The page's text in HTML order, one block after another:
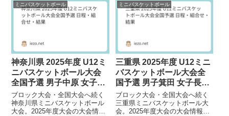
2026年 2月...
2026年 2月...
ミニバスケットボール
神奈川県 2025年度 U12ミ
ニバスケットボール大会
全国予選 男子中原 女子菅
が優勝
ブロック大会・全国大会へ続く
神奈川県ミニバスケットボール
大会。2025年度大会の大会情報
ミニバスケットボール
三重県 2025年度 U12ミニ
バスケットボール大会全
国予選 男子箕田 女子長島
が優勝
ブロック大会・全国大会へ続く
三重県ミニバスケットボール大
会。2025年度大会の大会情報を